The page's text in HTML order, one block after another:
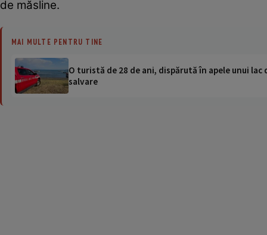
de măsline.
MAI MULTE PENTRU TINE
O turistă de 28 de ani, dispărută în apele unui
salvare